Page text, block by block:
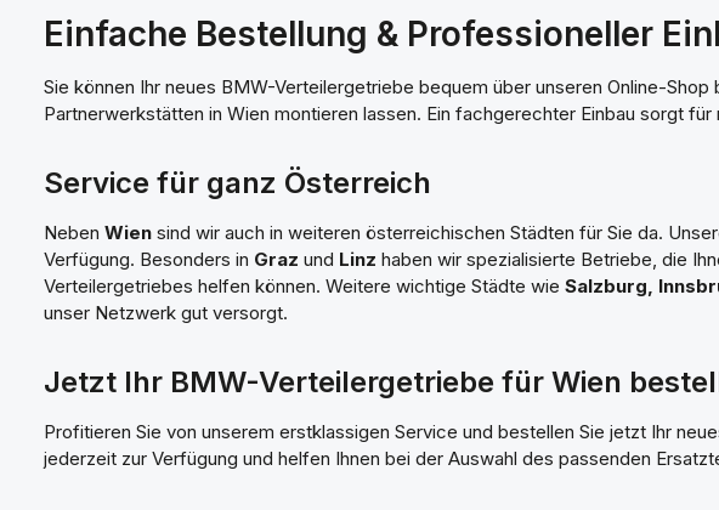
Einfache Bestellung & Professioneller
Sie können Ihr neues BMW-Verteilergetriebe bequem über unseren Online-
Partnerwerkstätten in Wien montieren lassen. Ein fachgerechter Einbau sorgt
Service für ganz Österreich
Neben Wien sind wir auch in weiteren österreichischen Städten für Sie da.
Verfügung. Besonders in Graz und Linz haben wir spezialisierte Betriebe, die
Verteilergetriebes helfen können. Weitere wichtige Städte wie Salzburg,
unser Netzwerk gut versorgt.
Jetzt Ihr BMW-Verteilergetriebe für Wien
Profitieren Sie von unserem erstklassigen Service und bestellen Sie jetzt Ihr
jederzeit zur Verfügung und helfen Ihnen bei der Auswahl des passenden